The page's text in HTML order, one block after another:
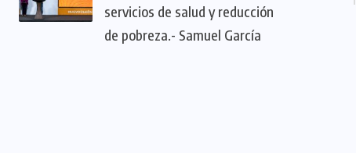
servicios de salud y reducción
de pobreza.- Samuel García